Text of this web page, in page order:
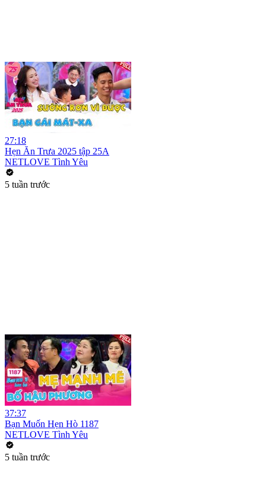
27:18
Hẹn Ăn Trưa 2025 tập 25A
NETLOVE Tình Yêu
5 tuần trước
37:37
Bạn Muốn Hẹn Hò 1187
NETLOVE Tình Yêu
5 tuần trước